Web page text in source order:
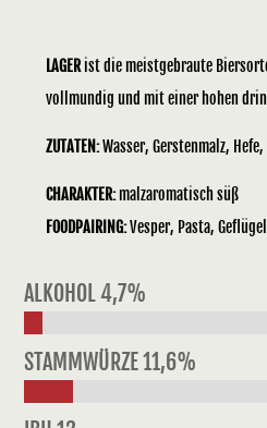
LAGER ist die meistgebraute
vollmundig und mit einer hohen
ZUTATEN:Wasser, Gerstenmalz, Hefe,
CHARAKTER:malzaromatisch süß
FOODPAIRING:Vesper, Pasta,
ALKOHOL 4,7%
STAMMWÜRZE 11,6%